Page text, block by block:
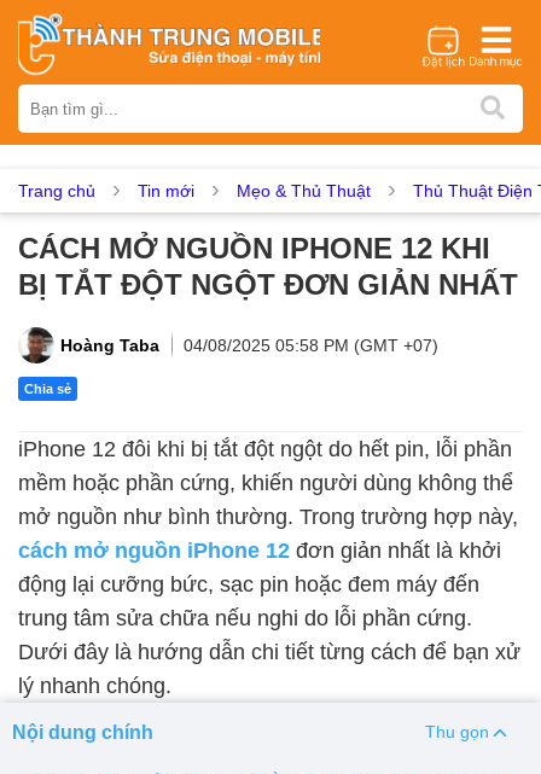
iPhone Samsung Oppo Xiaomi Realme Vivo
Asus Sony Vertu LG Tecno
Dịch vụ sửa chữa
Thay màn hình
Thay loa Thay kính lưng Thay vỏ Thay chân sạc
Màn hình Xiaomi Màn hình Vivo
Màn hình Vsmart Màn hình Google Pixel
Thay pin
Pin iPhone Pin Samsumg Pin Oppo Pin Xiaomi
Pin Realme
Trang chủ Tin mới Mẹo & Thủ Thuật Thủ Thuật Điện
CÁCH MỞ NGUỒN IPHONE 12 KHI
BỊ TẮT ĐỘT NGỘT ĐƠN GIẢN NHẤT
Hoàng Taba 04/08/2025 05:58 PM (GMT +07)
Chia sẻ
iPhone 12 đôi khi bị tắt đột ngột do hết pin, lỗi phần
mềm hoặc phần cứng, khiến người dùng không thể
mở nguồn như bình thường. Trong trường hợp này,
cách mở nguồn iPhone 12 đơn giản nhất là khởi
động lại cưỡng bức, sạc pin hoặc đem máy đến
trung tâm sửa chữa nếu nghi do lỗi phần cứng.
Dưới đây là hướng dẫn chi tiết từng cách để bạn xử
lý nhanh chóng.
Nội dung chính Thu gọn